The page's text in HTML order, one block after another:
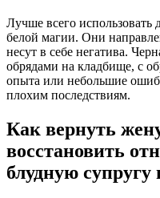
Лучше всего
белой магии. Они
несут в себе негатива.
обрядами на кладбище, с
опыта или небольшие
плохим последствиям.
Как вернуть
восстановить
блудную супругу